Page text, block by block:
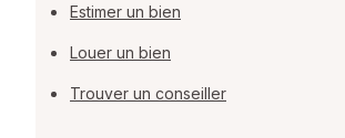
Estimer un bien
Louer un bien
Trouver un conseiller